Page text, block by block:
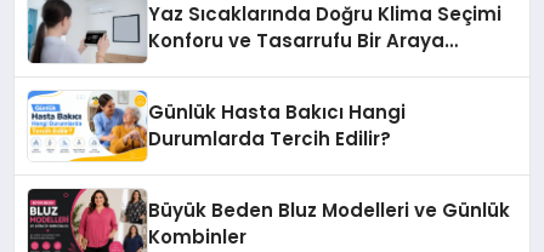
Yaz Sıcaklarında Doğru Klima Seçimi
Konforu ve Tasarrufu Bir Araya
Günlük Hasta Bakıcı Hangi
Durumlarda Tercih Edilir?
Büyük Beden Bluz Modelleri ve Günlük
Kombinler